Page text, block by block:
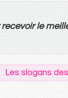
recevoir le
Les slogans